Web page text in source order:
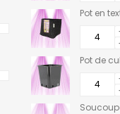
Pot en
Pot de